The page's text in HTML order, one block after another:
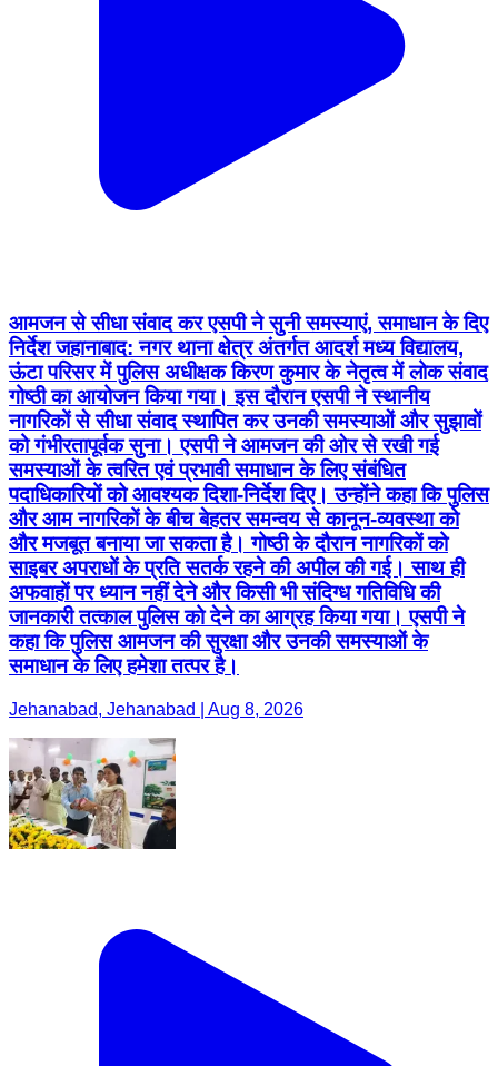
आमजन से सीधा संवाद कर एसपी ने सुनी समस्याएं, समाधान के दिए
निर्देश जहानाबाद: नगर थाना क्षेत्र अंतर्गत आदर्श मध्य विद्यालय,
ऊंटा परिसर में पुलिस अधीक्षक किरण कुमार के नेतृत्व में लोक संवाद
गोष्ठी का आयोजन किया गया। इस दौरान एसपी ने स्थानीय
नागरिकों से सीधा संवाद स्थापित कर उनकी समस्याओं और सुझावों
को गंभीरतापूर्वक सुना। एसपी ने आमजन की ओर से रखी गई
समस्याओं के त्वरित एवं प्रभावी समाधान के लिए संबंधित
पदाधिकारियों को आवश्यक दिशा-निर्देश दिए। उन्होंने कहा कि पुलिस
और आम नागरिकों के बीच बेहतर समन्वय से कानून-व्यवस्था को
और मजबूत बनाया जा सकता है। गोष्ठी के दौरान नागरिकों को
साइबर अपराधों के प्रति सतर्क रहने की अपील की गई। साथ ही
अफवाहों पर ध्यान नहीं देने और किसी भी संदिग्ध गतिविधि की
जानकारी तत्काल पुलिस को देने का आग्रह किया गया। एसपी ने
कहा कि पुलिस आमजन की सुरक्षा और उनकी समस्याओं के
समाधान के लिए हमेशा तत्पर है।
Jehanabad, Jehanabad | Aug 8, 2026